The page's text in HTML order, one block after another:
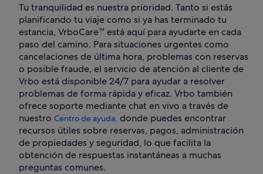
Tu tranquilidad es nuestra prioridad. Tanto si estás
planificando tu viaje como si ya has terminado tu
estancia, VrboCare™ está aquí para ayudarte en cada
paso del camino. Para situaciones urgentes como
cancelaciones de última hora, problemas con reservas
o posible fraude, el servicio de atención al cliente de
Vrbo está disponible 24/7 para ayudar a resolver
problemas de forma rápida y eficaz. Vrbo también
ofrece soporte mediante chat en vivo a través de
nuestro Centro de ayuda, donde puedes encontrar
recursos útiles sobre reservas, pagos, administración
de propiedades y seguridad, lo que facilita la
obtención de respuestas instantáneas a muchas
preguntas comunes.